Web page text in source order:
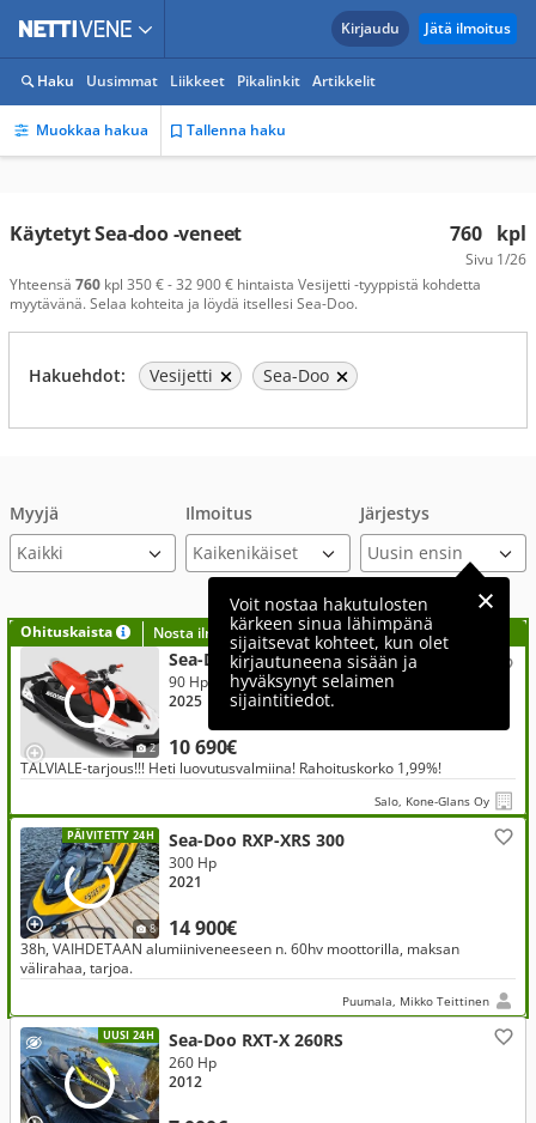
Kirjaudu Jätä ilmoitus
Haku Uusimmat Liikkeet Pikalinkit Artikkelit
Muokkaa hakua Tallenna haku
760 kpl
Sivu 1/26
Käytetyt Sea-doo -veneet
Yhteensä 760 kpl 350 € - 32 900 € hintaista Vesijetti -tyyppistä kohdetta
myytävänä. Selaa kohteita ja löydä itsellesi Sea-Doo.
Hakuehdot: Vesijetti Sea-Doo
Myyjä Ilmoitus Järjestys
Voit nostaa hakutulosten
kärkeen sinua lähimpänä
sijaitsevat kohteet, kun olet
kirjautuneena sisään ja
hyväksynyt selaimen
sijaintitiedot.
Ohituskaista Nosta ilmoituksesi tähän?
2
Sea-Doo Spark Trixx 3up
10 690€
90 Hp
2025
TALVIALE-tarjous!!! Heti luovutusvalmiina! Rahoituskorko 1,99%!
Salo, Kone-Glans Oy
PÄIVITETTY 24H
8
Sea-Doo RXP-XRS 300
14 900€
300 Hp
2021
38h, VAIHDETAAN alumiiniveneeseen n. 60hv moottorilla, maksan
välirahaa, tarjoa.
Puumala, Mikko Teittinen
UUSI 24H Sea-Doo RXT-X 260RS
260 Hp
2012